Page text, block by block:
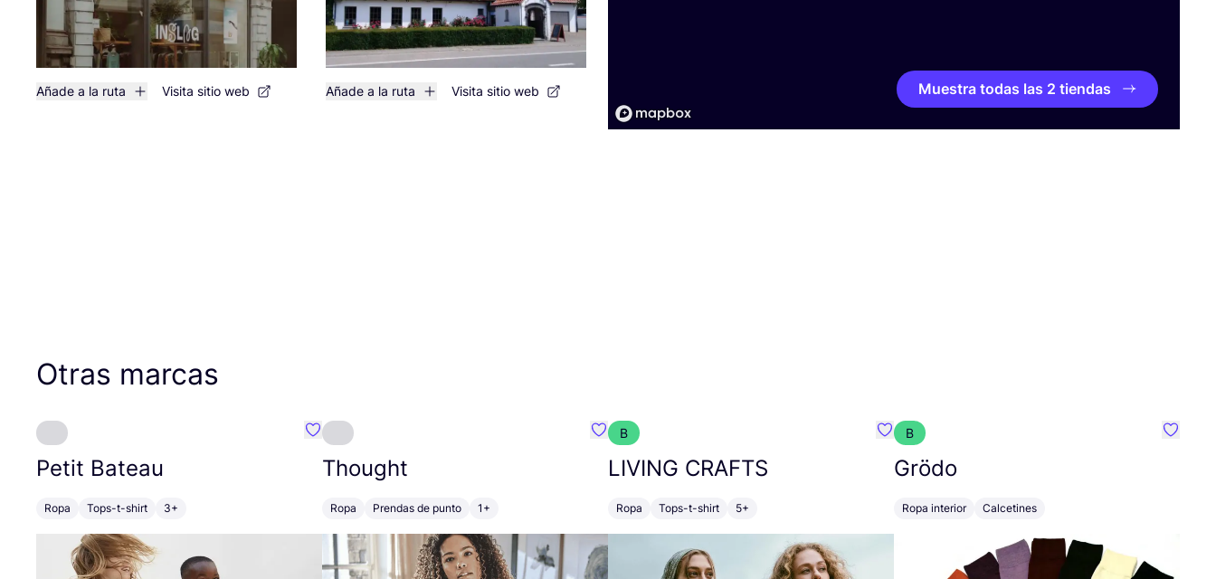
Añade a la ruta Visita sitio web Añade a la ruta Visita sitio web Muestra todas las 2 tiendas
Otras marcas
Petit Bateau
Ropa Tops-t-shirt 3+
Favoritos {nombre}
Thought
Ropa Prendas de punto 1+
Favoritos {nombre}
B
LIVING CRAFTS
Ropa Tops-t-shirt 5+
Favoritos {nombre}
B
Grödo
Ropa interior Calcetines